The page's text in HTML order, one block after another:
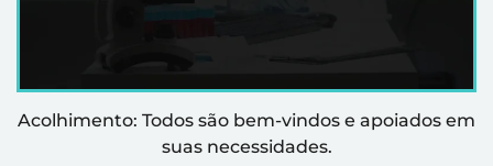
Acolhimento: Todos são bem-vindos e apoiados em
suas necessidades.